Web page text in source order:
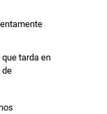
tarda en
de